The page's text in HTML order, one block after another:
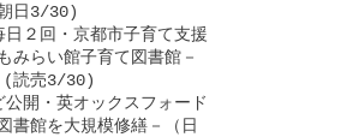
日3/30)
２回・京都市子育て支援
みらい館子育て図書館－
読売3/30)
開・英オックスフォード
書館を大規模修繕－（日